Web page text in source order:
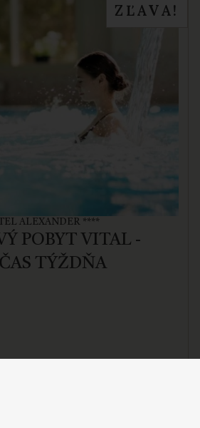
ZĽAVA!
ALEXANDER ****
POBYT VITAL -
TÝŽDŇA
Kúpeľoch s